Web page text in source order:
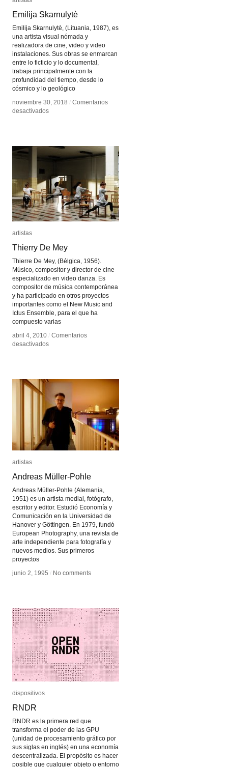
Emilija Skarnulytè
Emilija Skarnulytè, (Lituania, 1987), es
una artista visual nómada y
realizadora de cine, video y video
instalaciones. Sus obras se enmarcan
entre lo ficticio y lo documental,
trabaja principalmente con la
profundidad del tiempo, desde lo
cósmico y lo geológico
noviembre 30, 2018 / Comentarios
desactivadosen
Emilija Skarnulytè
noviembre 30, 2018 / Comentarios
desactivadosen
artistas
Thierry De Mey
Thierre De Mey, (Bélgica, 1956).
Músico, compositor y director de cine
especializado en video danza. Es
compositor de música contemporánea
y ha participado en otros proyectos
importantes como el New Music and
Ictus Ensemble, para el que ha
compuesto varias
abril 4, 2010 / Comentarios
desactivadosen
artistas
Thierry De Mey
abril 4, 2010 / Comentarios
desactivadosen
artistas
Andreas Müller-Pohle
Andreas Müller-Pohle (Alemania,
1951) es un artista medial, fotógrafo,
escritor y editor. Estudió Economía y
Comunicación en la Universidad de
Hanover y Göttingen. En 1979, fundó
European Photography, una revista de
arte independiente para fotografía y
nuevos medios. Sus primeros
proyectos
junio 2, 1995 / No comments
artistas
Andreas Müller-Pohle
junio 2, 1995 / No comments
dispositivos
RNDR
RNDR es la primera red que
transforma el poder de las GPU
(unidad de procesamiento gráfico por
sus siglas en inglés) en una economía
descentralizada. El propósito es hacer
posible que cualquier objeto o entorno
dispositivos
RNDR